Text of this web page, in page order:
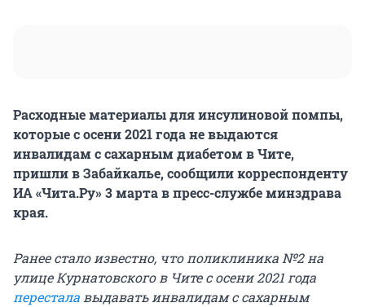
Расходные материалы для инсулиновой помпы,
которые с осени 2021 года не выдаются
инвалидам с сахарным диабетом в Чите,
пришли в Забайкалье, сообщили корреспонденту
ИА «Чита.Ру» 3 марта в пресс-службе минздрава
края.
Ранее стало известно, что поликлиника №2 на
улице Курнатовского в Чите с осени 2021 года
перестала выдавать инвалидам с сахарным